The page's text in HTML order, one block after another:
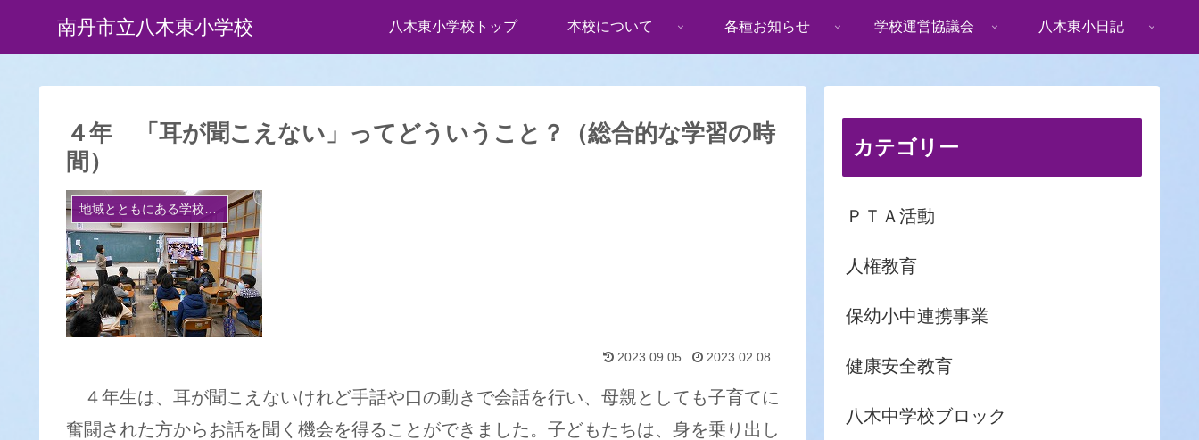
南丹市立八木東小学校 八木東小学校トップ 本校について 各種お知らせ 学校運営協議会 八木東小日記
４年 「耳が聞こえない」ってどういうこと？（総合的な学習の時
間）
2023.09.05 2023.02.08
４年生は、耳が聞こえないけれど手話や口の動きで会話を行い、母親としても子育てに
奮闘された方からお話を聞く機会を得ることができました。子どもたちは、身を乗り出し
カテゴリー
ＰＴＡ活動
人権教育
保幼小中連携事業
健康安全教育
八木中学校ブロック